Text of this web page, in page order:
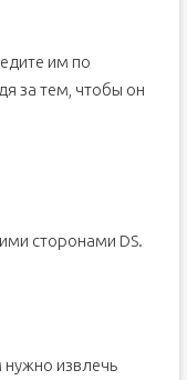
им по
за тем, чтобы он
сторонами DS.
нужно извлечь